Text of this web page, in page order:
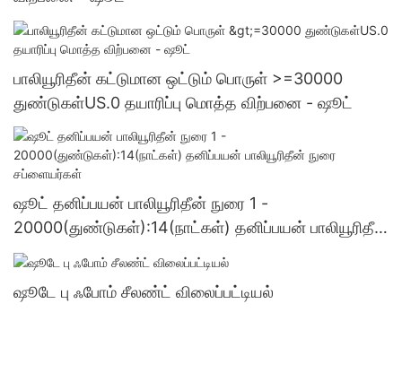
பாலியூரிதீன் கட்டுமான ஒட்டும் பொருள் >=30000
துண்டுகள்US.0 தயாரிப்பு மொத்த விற்பனை - ஷூட்
ஷூட் தனிப்பயன் பாலியூரிதீன் நுரை 1 -
20000(துண்டுகள்):14(நாட்கள்) தனிப்பயன் பாலியூரிதீன்
நுரை சப்ளையர்கள்
ஷூடே பு ஃபோம் சீலண்ட் விலைப்பட்டியல்